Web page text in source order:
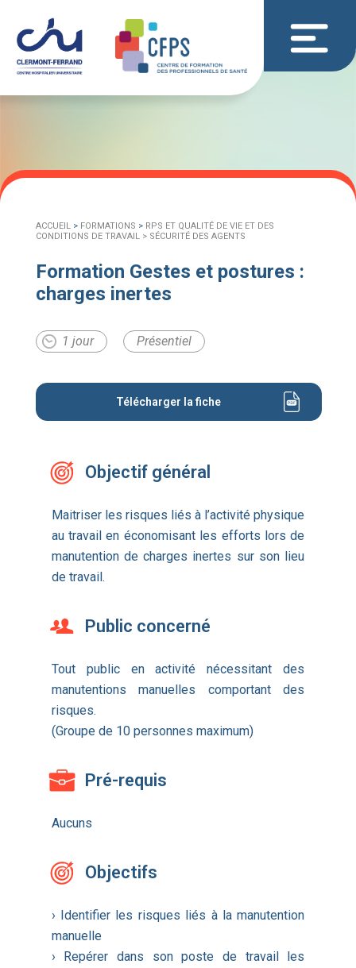
ACCUEIL> FORMATIONS > RPS ET QUALITÉ DE VIE ET DES
CONDITIONS DE TRAVAIL > SÉCURITÉ DES AGENTS
Formation Gestes et postures :
charges inertes
1 jour Présentiel
Télécharger la fiche
Objectif général
Maitriser les risques liés à l’activité physique
au travail en économisant les efforts lors de
manutention de charges inertes sur son lieu
de travail.
Public concerné
Tout public en activité nécessitant des
manutentions manuelles comportant des
risques.
(Groupe de 10 personnes maximum)
Pré-requis
Aucuns
Objectifs
› Identifier les risques liés à la manutention
manuelle
› Repérer dans son poste de travail les